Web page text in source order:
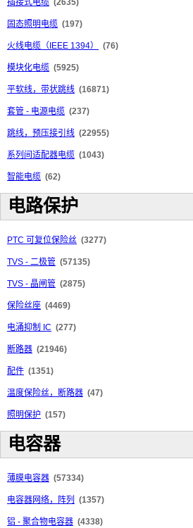
插接式电缆 (2635)
固态照明电缆 (197)
火线电缆（IEEE 1394） (76)
模块化电缆 (5925)
平软线，带状跳线 (16871)
套管 - 电源电缆 (237)
跳线，预压接引线 (22955)
系列间适配器电缆 (1043)
智能电缆 (62)
电路保护
PTC 可复位保险丝 (3277)
TVS - 二极管 (57135)
TVS - 晶闸管 (2875)
保险丝座 (4469)
电涌抑制 IC (277)
断路器 (21946)
配件 (1351)
温度保险丝，断路器 (47)
照明保护 (157)
电容器
薄膜电容器 (57334)
电容器网络，阵列 (1357)
铝 - 聚合物电容器 (4338)